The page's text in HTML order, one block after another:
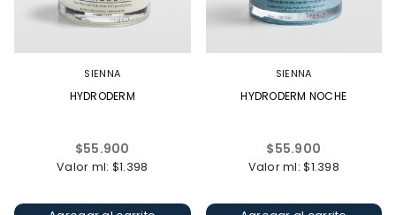
SIENNA
HYDRODERM
Precio
habitual
$55.900
Valor ml: $1.398
SIENNA
HYDRODERM NOCHE
Precio
habitual
$55.900
Valor ml: $1.398